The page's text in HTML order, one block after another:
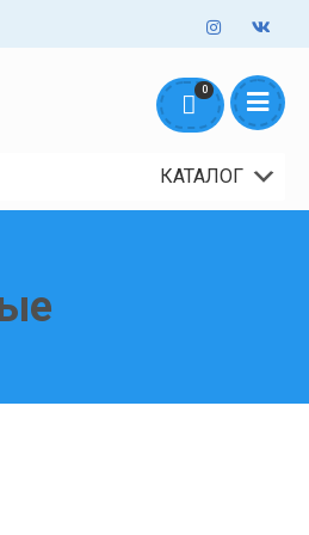
Обработка заказов
+7 953 645 5711
0
КАТАЛОГ